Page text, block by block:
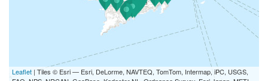
Leaflet | Tiles © Esri — Esri, DeLorme, NAVTEQ, TomTom, Intermap, iPC, USGS,